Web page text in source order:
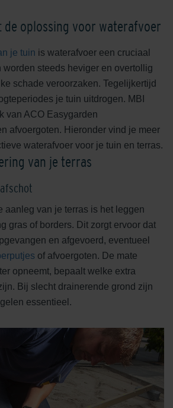
de oplossing voor waterafvoer
je tuin is waterafvoer een cruciaal
worden steeds heviger en overtollig
schade veroorzaken. Tegelijkertijd
je tuin uitdrogen. MBI
van ACO Easygarden
afvoergoten. Hieronder vind je meer
waterafvoer voor je tuin en terras.
van je terras
aanleg van je terras is het leggen
gras of borders. Dit zorgt ervoor dat
en afgevoerd, eventueel
of afvoergoten. De mate
opneemt, bepaalt welke extra
Bij slecht drainerende grond zijn
essentieel.